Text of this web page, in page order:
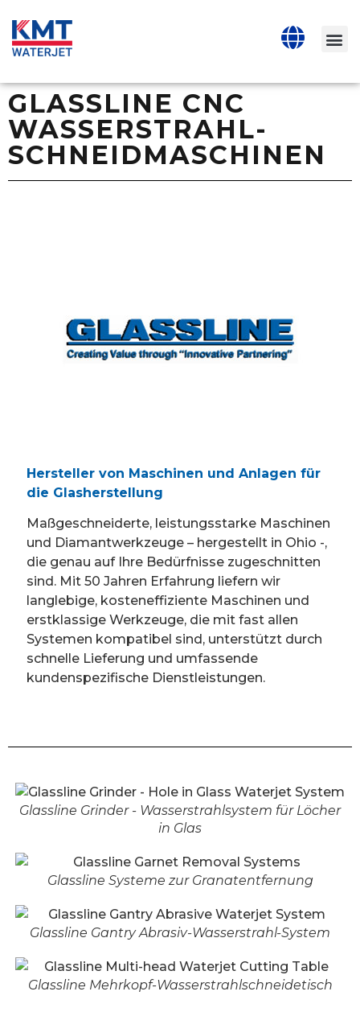
GLASSLINE CNC
WASSERSTRAHL-
SCHNEIDMASCHINEN
Hersteller von Maschinen und Anlagen für
die Glasherstellung
Maßgeschneiderte, leistungsstarke Maschinen
und Diamantwerkzeuge – hergestellt in Ohio -,
die genau auf Ihre Bedürfnisse zugeschnitten
sind. Mit 50 Jahren Erfahrung liefern wir
langlebige, kosteneffiziente Maschinen und
erstklassige Werkzeuge, die mit fast allen
Systemen kompatibel sind, unterstützt durch
schnelle Lieferung und umfassende
kundenspezifische Dienstleistungen.
Glassline Grinder - Wasserstrahlsystem für Löcher
in Glas
Glassline Systeme zur Granatentfernung
Glassline Gantry Abrasiv-Wasserstrahl-System
Glassline Mehrkopf-Wasserstrahlschneidetisch